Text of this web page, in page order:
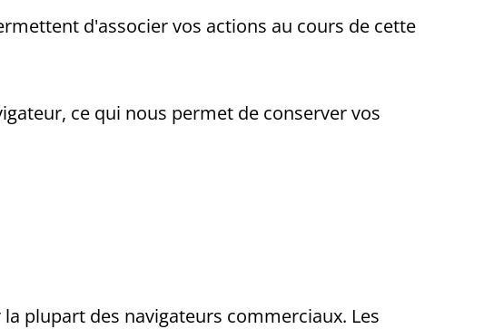
d'associer vos actions au cours de cette
ce qui nous permet de conserver vos
plupart des navigateurs commerciaux. Les